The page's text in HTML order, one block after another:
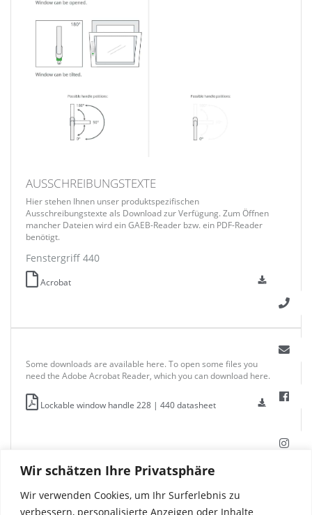
Wir schätzen Ihre Privatsphäre
Wir verwenden Cookies, um Ihr Surferlebnis zu
verbessern, personalisierte Anzeigen oder Inhalte
AUSSCHREIBUNGSTEXTE
Hier stehen Ihnen unser produktspezifischen
Ausschreibungstexte als Download zur Verfügung. Zum Öffnen
mancher Dateien wird ein GAEB-Reader bzw. ein PDF-Reader
benötigt.
Fenstergriff 440
Acrobat
Some downloads are available here. To open some files you
need the Adobe Acrobat Reader, which you can download here.
Lockable window handle 228 | 440 datasheet